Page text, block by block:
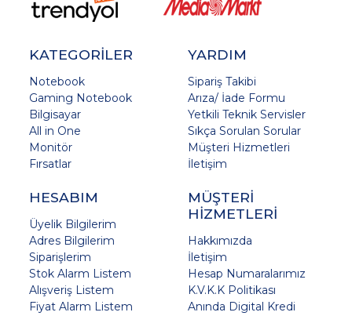
KATEGORİLER
Notebook
Gaming Notebook
Bilgisayar
All in One
Monitör
Fırsatlar
YARDIM
Sipariş Takibi
Arıza/ İade Formu
Yetkili Teknik Servisler
Sıkça Sorulan Sorular
Müşteri Hizmetleri
İletişim
HESABIM
Üyelik Bilgilerim
Adres Bilgilerim
Siparişlerim
Stok Alarm Listem
Alışveriş Listem
Fiyat Alarm Listem
MÜŞTERİ
HİZMETLERİ
Hakkımızda
İletişim
Hesap Numaralarımız
K.V.K.K Politikası
Anında Digital Kredi